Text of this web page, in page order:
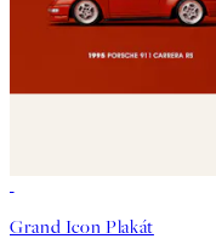
Grand Icon Plakát